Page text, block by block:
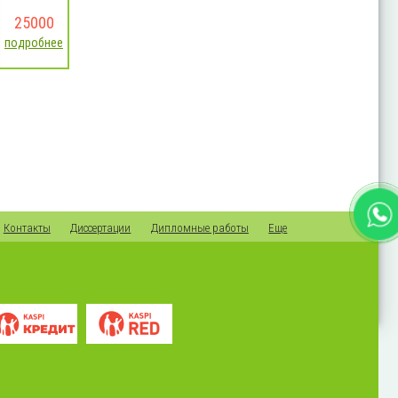
25000
подробнее
Контакты Диссертации Дипломные работы Еще